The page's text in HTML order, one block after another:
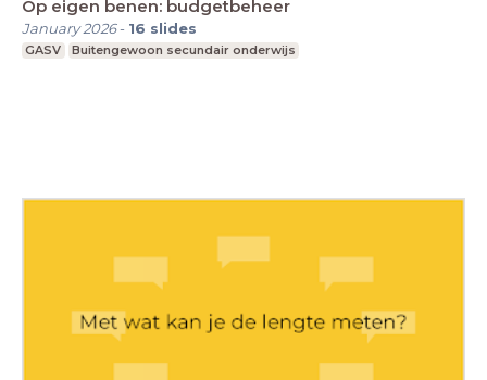
Op eigen benen: budgetbeheer
January 2026- 16 slides
GASV Buitengewoon secundair onderwijs